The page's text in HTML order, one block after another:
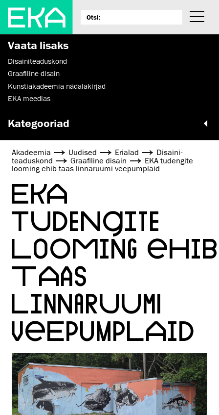
Vaata lisaks
Disaini­­teaduskond
Graafiline disain
Kunstiakadeemia nädalakirjad
EKA meedias
Kategooriad
Akadeemia Uudised Erialad
Disaini­­
teaduskond
Graafiline disain
EKA tudengite
looming ehib taas linnaruumi veepumplaid
EKA
TUDENGITE
LOOMING EHIB
TAAS
LINNARUUMI
VEEPUMPLAID